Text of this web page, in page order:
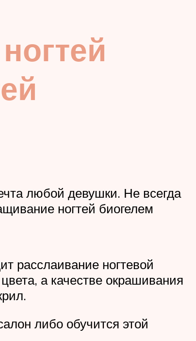
любой девушки. Не всегда
ногтей биогелем
расслаивание ногтевой
а качестве окрашивания
либо обучится этой